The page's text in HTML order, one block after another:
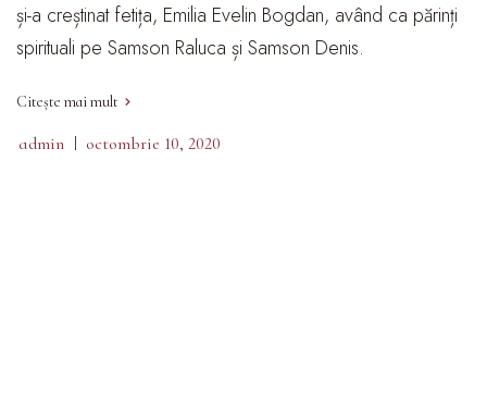
și-a creștinat fetița, Emilia Evelin Bogdan, având ca părinți
spirituali pe Samson Raluca și Samson Denis.
Citește mai mult
admin octombrie 10, 2020